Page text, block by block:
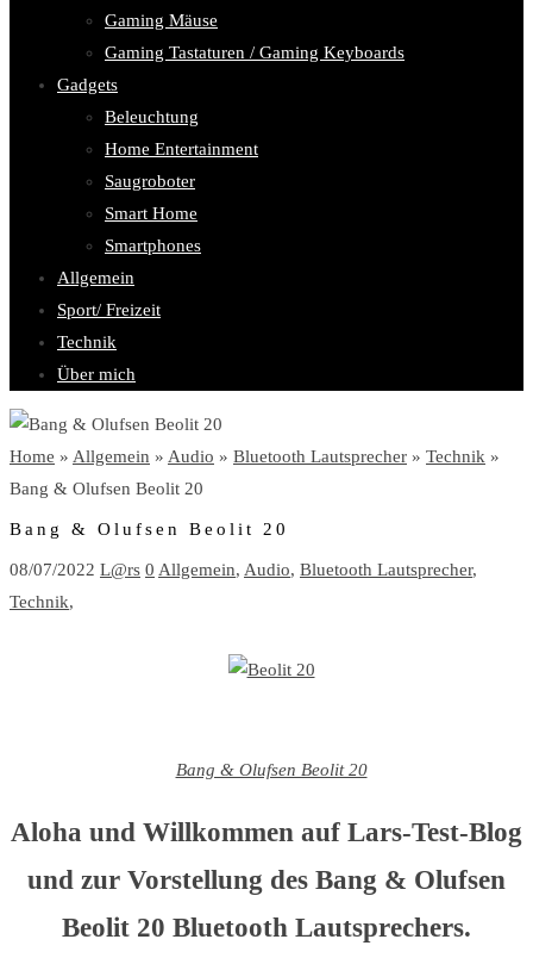
Gaming Mäuse
Gaming Tastaturen / Gaming Keyboards
Gadgets
Beleuchtung
Home Entertainment
Saugroboter
Smart Home
Smartphones
Allgemein
Sport/ Freizeit
Technik
Über mich
Home » Allgemein » Audio » Bluetooth Lautsprecher » Technik »
Bang & Olufsen Beolit 20
Bang & Olufsen Beolit 20
08/07/2022 L@rs 0 Allgemein, Audio, Bluetooth Lautsprecher,
Technik,
Bang & Olufsen Beolit 20
Aloha und Willkommen auf Lars-Test-Blog
und zur Vorstellung des Bang & Olufsen
Beolit 20 Bluetooth Lautsprechers.